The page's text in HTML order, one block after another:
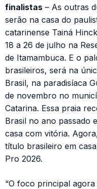
finalistas – As outras
serão na casa do
catarinense Tainá
18 a 26 de julho na
de Itamambuca. E o
brasileiros, será na
Brasil, na paradisíaca
de novembro no
Catarina. Essa praia
Brasil no ano passado
casa com vitória.
título brasileiro em
Pro 2026.
“O foco principal